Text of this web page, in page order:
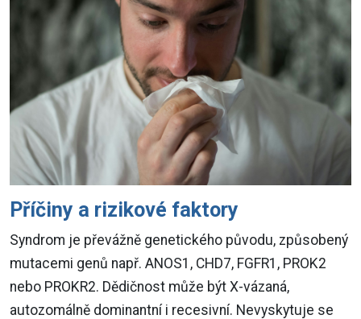
Příčiny a rizikové faktory
Syndrom je převážně genetického původu, způsobený
mutacemi genů např. ANOS1, CHD7, FGFR1, PROK2
nebo PROKR2. Dědičnost může být X-vázaná,
autozomálně dominantní i recesivní. Nevyskytuje se